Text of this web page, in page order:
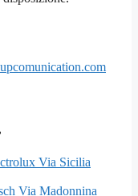
Via Sicilia
Via Madonnina